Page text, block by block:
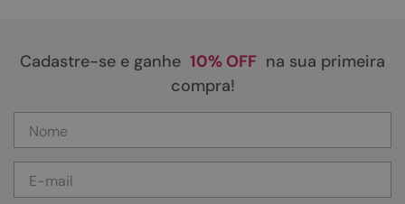
Cadastre-se e ganhe 10% OFF na sua primeira
compra!